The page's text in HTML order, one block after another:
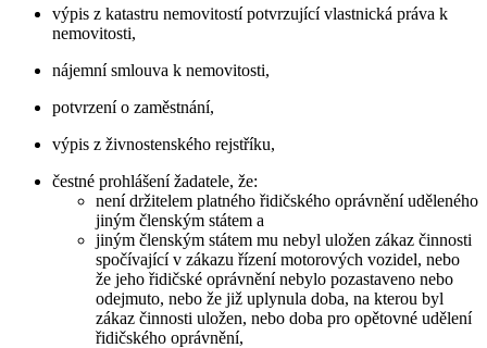
výpis z katastru nemovitostí potvrzující vlastnická práva k
nemovitosti,
nájemní smlouva k nemovitosti,
potvrzení o zaměstnání,
výpis z živnostenského rejstříku,
čestné prohlášení žadatele, že:
není držitelem platného řidičského oprávnění uděleného
jiným členským státem a
jiným členským státem mu nebyl uložen zákaz činnosti
spočívající v zákazu řízení motorových vozidel, nebo
že jeho řidičské oprávnění nebylo pozastaveno nebo
odejmuto, nebo že již uplynula doba, na kterou byl
zákaz činnosti uložen, nebo doba pro opětovné udělení
řidičského oprávnění,